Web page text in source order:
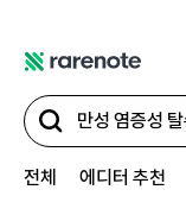
어
노
트
전체 에디터 추천